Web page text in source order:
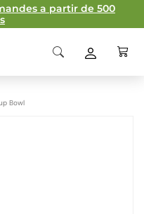
a partir de 500
Bowl